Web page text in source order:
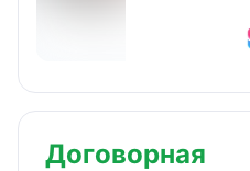
Договорная